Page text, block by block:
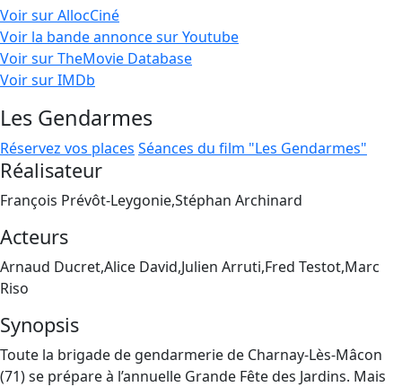
Voir sur AllocCiné
Voir la bande annonce sur Youtube
Voir sur TheMovie Database
Voir sur IMDb
Les Gendarmes
Réservez vos places Séances du film "Les Gendarmes"
Réalisateur
François Prévôt-Leygonie,Stéphan Archinard
Acteurs
Arnaud Ducret,Alice David,Julien Arruti,Fred Testot,Marc
Riso
Synopsis
Toute la brigade de gendarmerie de Charnay-Lès-Mâcon
(71) se prépare à l’annuelle Grande Fête des Jardins. Mais